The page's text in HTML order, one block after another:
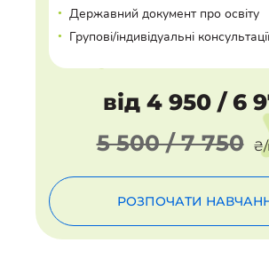
• Державний документ про освіту
• Групові/індивідуальні консультації
від 4 950 / 6
5 500 / 7 750
₴/
РОЗПОЧАТИ